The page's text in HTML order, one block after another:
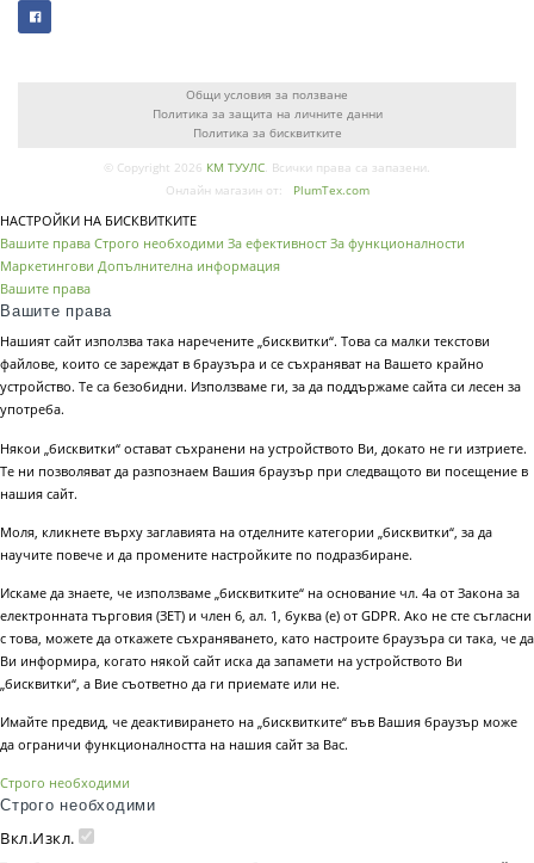
Общи условия за ползване
Политика за защита на личните данни
Политика за бисквитките
© Copyright 2026 КМ ТУУЛС. Всички права са запазени.
Онлайн магазин от:
PlumTex.com
НАСТРОЙКИ НА БИСКВИТКИТЕ
Вашите права Строго необходими За ефективност За функционалности
Маркетингови Допълнителна информация
Вашите права
Вашите права
Нашият сайт използва така наречените „бисквитки“. Това са малки текстови
файлове, които се зареждат в браузъра и се съхраняват на Вашето крайно
устройство. Те са безобидни. Използваме ги, за да поддържаме сайта си лесен за
употреба.
Някои „бисквитки“ остават съхранени на устройството Ви, докато не ги изтриете.
Те ни позволяват да разпознаем Вашия браузър при следващото ви посещение в
нашия сайт.
Моля, кликнете върху заглавията на отделните категории „бисквитки“, за да
научите повече и да промените настройките по подразбиране.
Искаме да знаете, че използваме „бисквитките“ на основание чл. 4а от Закона за
електронната търговия (ЗЕТ) и член 6, ал. 1, буква (е) от GDPR. Ако не сте съгласни
с това, можете да откажете съхраняването, като настроите браузъра си така, че да
Ви информира, когато някой сайт иска да запамети на устройството Ви
„бисквитки“, а Вие съответно да ги приемате или не.
Имайте предвид, че деактивирането на „бисквитките“ във Вашия браузър може
да ограничи функционалността на нашия сайт за Вас.
Строго необходими
Строго необходими
Вкл.Изкл.